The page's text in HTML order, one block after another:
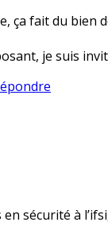
ça fait du bien
je suis
sécurité à